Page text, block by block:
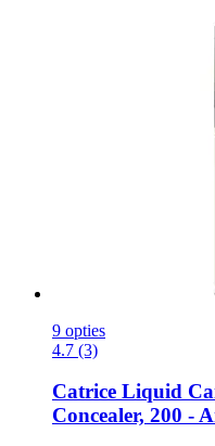
9 opties
4.7 (3)
Catrice Liquid
Concealer, 200 -​